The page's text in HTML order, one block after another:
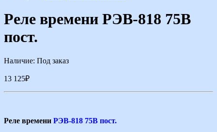
Реле времени РЭВ-818 75В
пост.
Наличие: Под заказ
13 125₽
Реле времени РЭВ-818 75В пост.